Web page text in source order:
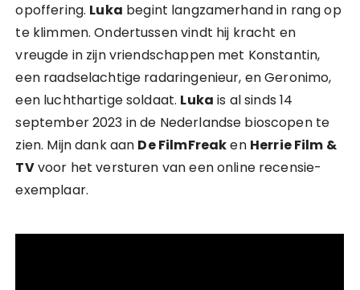
opoffering. Luka begint langzamerhand in rang op
te klimmen. Ondertussen vindt hij kracht en
vreugde in zijn vriendschappen met Konstantin,
een raadselachtige radaringenieur, en Geronimo,
een luchthartige soldaat. Luka is al sinds 14
september 2023 in de Nederlandse bioscopen te
zien. Mijn dank aan De FilmFreaken Herrie Film &
TVvoor het versturen van een online recensie-
exemplaar.